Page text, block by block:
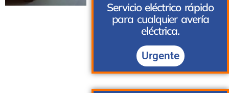
Servicio eléctrico rápido
para cualquier avería
eléctrica.
Urgente